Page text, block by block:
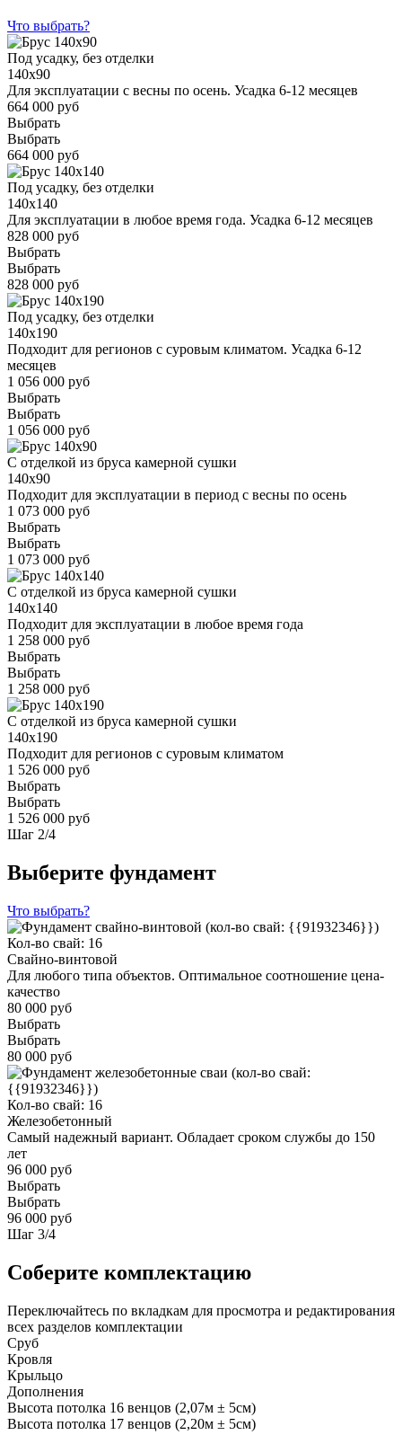
Что выбрать?
Под усадку, без отделки
140x90
Для эксплуатации с весны по осень. Усадка 6-12 месяцев
664 000 руб
Выбрать
Выбрать
664 000 руб
Под усадку, без отделки
140x140
Для эксплуатации в любое время года. Усадка 6-12 месяцев
828 000 руб
Выбрать
Выбрать
828 000 руб
Под усадку, без отделки
140x190
Подходит для регионов с суровым климатом. Усадка 6-12
месяцев
1 056 000 руб
Выбрать
Выбрать
1 056 000 руб
С отделкой из бруса камерной сушки
140x90
Подходит для эксплуатации в период с весны по осень
1 073 000 руб
Выбрать
Выбрать
1 073 000 руб
С отделкой из бруса камерной сушки
140x140
Подходит для эксплуатации в любое время года
1 258 000 руб
Выбрать
Выбрать
1 258 000 руб
С отделкой из бруса камерной сушки
140x190
Подходит для регионов с суровым климатом
1 526 000 руб
Выбрать
Выбрать
1 526 000 руб
Шаг 2/4
Выберите фундамент
Что выбрать?
Кол-во свай: 16
Свайно-винтовой
Для любого типа объектов. Оптимальное соотношение цена-
качество
80 000 руб
Выбрать
Выбрать
80 000 руб
Кол-во свай: 16
Железобетонный
Самый надежный вариант. Обладает сроком службы до 150
лет
96 000 руб
Выбрать
Выбрать
96 000 руб
Шаг 3/4
Соберите комплектацию
Переключайтесь по вкладкам для просмотра и редактирования
всех разделов комплектации
Сруб
Кровля
Крыльцо
Дополнения
Высота потолка 16 венцов (2,07м ± 5см)
Высота потолка 17 венцов (2,20м ± 5см)